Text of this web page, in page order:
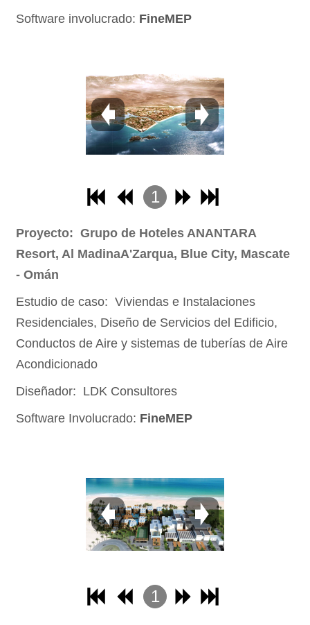
9
11
12
13
14
16
17
18
19
21
22
23
25
26
29
30
31
Software involucrado: FineMEP
1
3
4
Proyecto: Grupo de Hoteles ANANTARA
Resort, Al MadinaA'Zarqua, Blue City, Mascate
- Omán
Estudio de caso: Viviendas e Instalaciones
Residenciales, Diseño de Servicios del Edificio,
Conductos de Aire y sistemas de tuberías de Aire
Acondicionado
Diseñador: LDK Consultores
Software Involucrado: FineMEP
1